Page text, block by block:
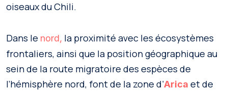
oiseaux du Chili.
Dans le nord, la proximité avec les écosystèmes
frontaliers, ainsi que la position géographique au
sein de la route migratoire des espèces de
l’hémisphère nord, font de la zone d’Arica et de